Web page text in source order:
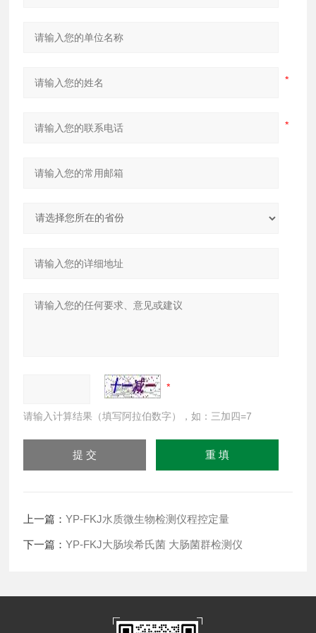
请输入计算结果（填写阿拉伯数字），如：三加四=7
上一篇：YP-FKJ水质微生物检测仪程控定量
下一篇：YP-FKJ大肠埃希氏菌 大肠菌群检测仪